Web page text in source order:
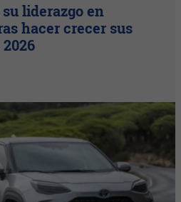
liderazgo en
hacer crecer sus